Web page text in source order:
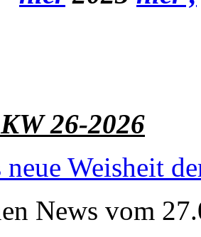
26-2026
neue Weisheit
News vom